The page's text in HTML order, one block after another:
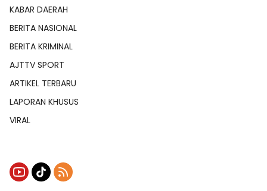
KABAR DAERAH
BERITA NASIONAL
BERITA KRIMINAL
AJTTV SPORT
ARTIKEL TERBARU
LAPORAN KHUSUS
VIRAL